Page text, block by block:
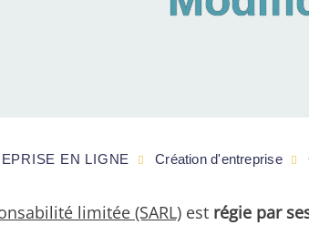
limitée (SARL) est régie par
EN LIGNE Création d'entreprise